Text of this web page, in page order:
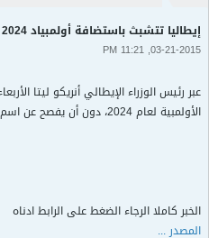
إيطاليا تتشبث باستضافة أولمبياد 2024
03-21-2015, 11:21 PM
عبر رئيس الوزراء الإيطالي أنريكو ليتا
الأولمبية لعام 2024، دون أن يفصح عن اسم المدينة المضيفة.
الخبر كاملا الرجاء الضغط على الرابط ادناه
المصدر ...